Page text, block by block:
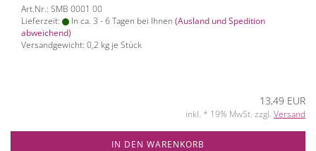
Art.Nr.: SMB 0001 00
Lieferzeit:
In ca. 3 - 6 Tagen bei Ihnen (Ausland und Spedition
abweichend)
Versandgewicht: 0,2 kg je Stück
13,49 EUR
inkl. * 19% MwSt. zzgl. Versand
IN DEN WARENKORB